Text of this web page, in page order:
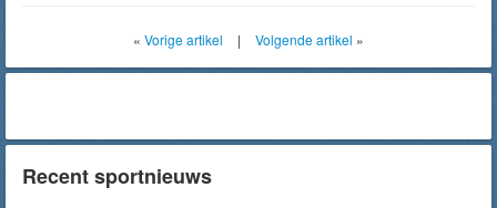
« Vorige artikel | Volgende artikel »
Recent sportnieuws